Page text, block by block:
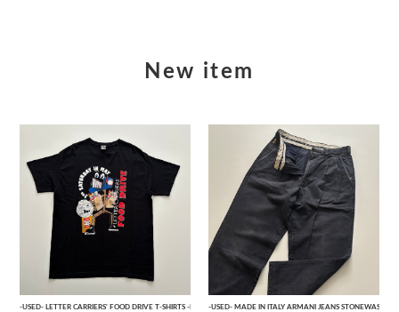
New item
-USED- LETTER CARRIERS' FOOD DRIVE T-SHIRTS -BLACK- [L]-USED- MADE IN ITALY ARMANI JEANS